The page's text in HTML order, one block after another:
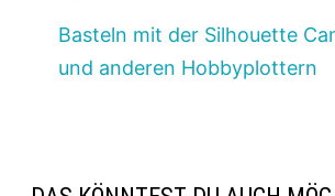
Basteln mit der Silhouette
und anderen Hobbyplottern